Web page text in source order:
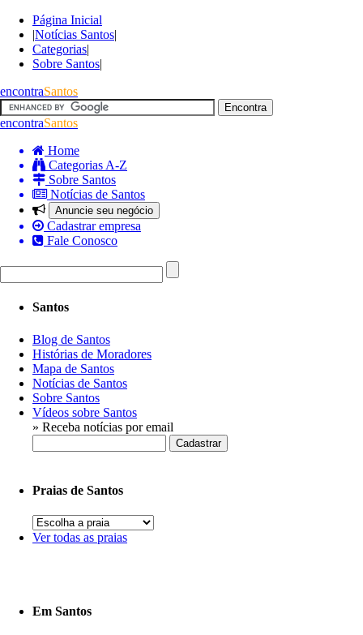
Página Inicial
|Notícias Santos|
Categorias|
Sobre Santos|
encontraSantos
encontraSantos
Home
Categorias A-Z
Sobre Santos
Notícias de Santos
Anuncie seu negócio
Cadastrar empresa
Fale Conosco
Santos
Blog de Santos
Histórias de Moradores
Mapa de Santos
Notícias de Santos
Sobre Santos
Vídeos sobre Santos
» Receba notícias por email
Praias de Santos
Ver todas as praias
Em Santos